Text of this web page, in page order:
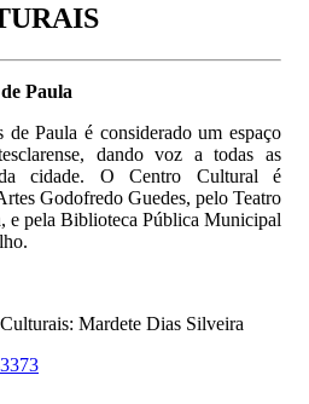
Paula
Paula é considerado um espaço
dando voz a todas as
da cidade. O Centro Cultural é
Godofredo Guedes, pelo Teatro
e pela Biblioteca Pública Municipal
Mardete Dias Silveira